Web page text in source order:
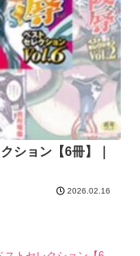
ション【6冊】｜
2026.02.16